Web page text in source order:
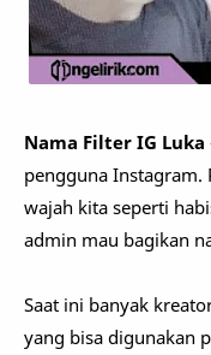
Nama Filter IG Luka
pengguna Instagram.
wajah kita seperti
admin mau bagikan
Saat ini banyak
yang bisa digunakan